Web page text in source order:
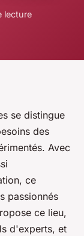
lecture
se distingue
des
Avec
ce
passionnés
ce lieu,
d'experts, et